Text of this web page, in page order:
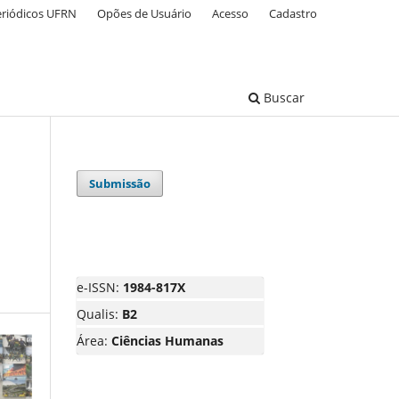
Buscar
UFRN Opões de Usuário Acesso Cadastro
Submissão
e-ISSN: 1984-817X
Qualis: B2
Área: Ciências Humanas